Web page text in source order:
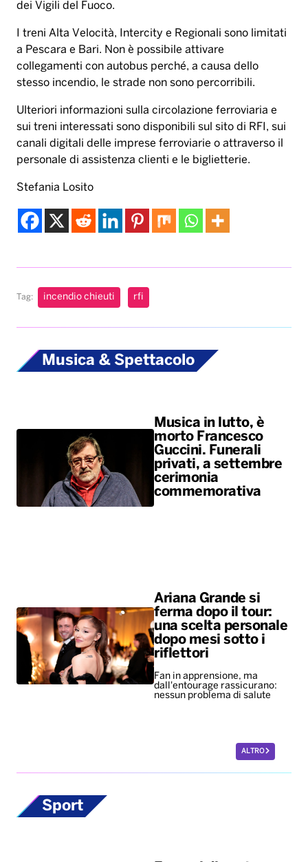
dei Vigili del Fuoco.
I treni Alta Velocità, Intercity e Regionali sono limitati
a Pescara e Bari. Non è possibile attivare
collegamenti con autobus perché, a causa dello
stesso incendio, le strade non sono percorribili.
Ulteriori informazioni sulla circolazione ferroviaria e
sui treni interessati sono disponibili sul sito di RFI, sui
canali digitali delle imprese ferroviarie o attraverso il
personale di assistenza clienti e le biglietterie.
Stefania Losito
Tag: incendio chieuti rfi
Musica & Spettacolo
Musica in lutto, è
morto Francesco
Guccini. Funerali
privati, a settembre
cerimonia
commemorativa
Ariana Grande si
ferma dopo il tour:
una scelta personale
dopo mesi sotto i
riflettori
Fan in apprensione, ma
dall'entourage rassicurano:
nessun problema di salute
ALTRO
Sport